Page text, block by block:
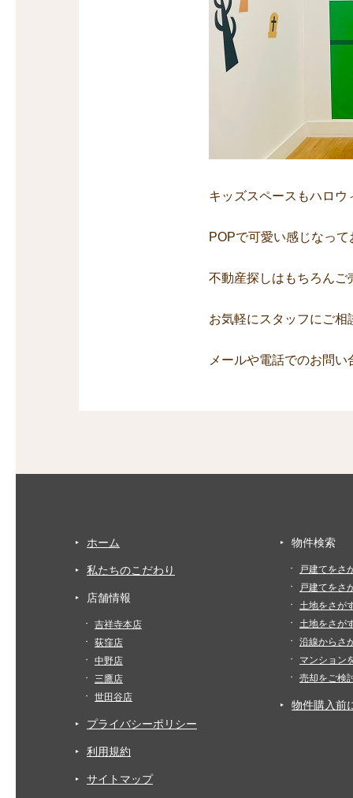
キッズスペースもハロ
POPで可愛い感じなっ
不動産探しはもちろんご
お気軽にスタッフにご相
メールや電話でのお問
ホーム
私たちのこだわり
店舗情報
吉祥寺本店
荻窪店
中野店
三鷹店
世田谷店
プライバシーポリシー
利用規約
サイトマップ
物件検索
戸建てをさ
戸建てをさ
土地をさが
土地をさが
沿線からさ
マンション
売却をご検
物件購入前